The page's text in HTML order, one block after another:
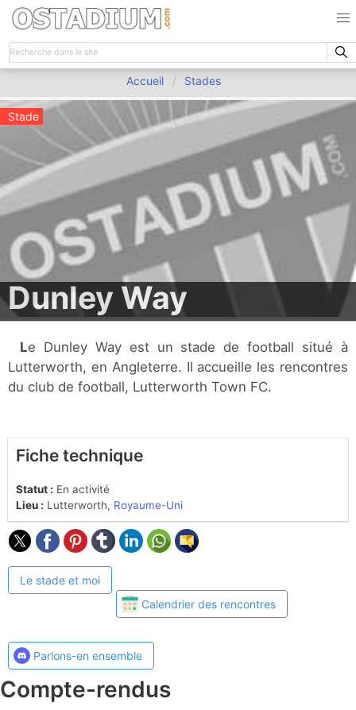
Accueil Stades
Stade
Dunley Way
Le Dunley Way est un stade de football situé à
Lutterworth, en Angleterre. Il accueille les rencontres
du club de football, Lutterworth Town FC.
Fiche technique
Statut : En activité
Lieu : Lutterworth, Royaume-Uni
Le stade et moi
Calendrier des rencontres
Parlons-en ensemble
Compte-rendus